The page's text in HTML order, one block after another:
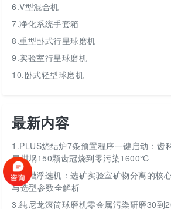
6.V型混合机
7.净化系统手套箱
8.重型卧式行星球磨机
9.实验室行星球磨机
10.卧式轻型球磨机
最新内容
1.PLUS烧结炉7条预置程序一键启动：齿
层坩埚150颗齿冠烧到零污染1600℃
2.挂槽浮选机：选矿实验室矿物分离的
与选型参数全解析
3.纯尼龙滚筒球磨机零金属污染研磨30到